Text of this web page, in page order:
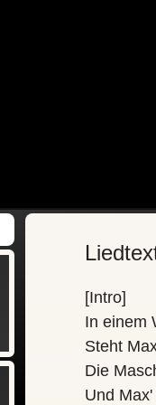
[Intro]
In einem
Steht
Die
Und